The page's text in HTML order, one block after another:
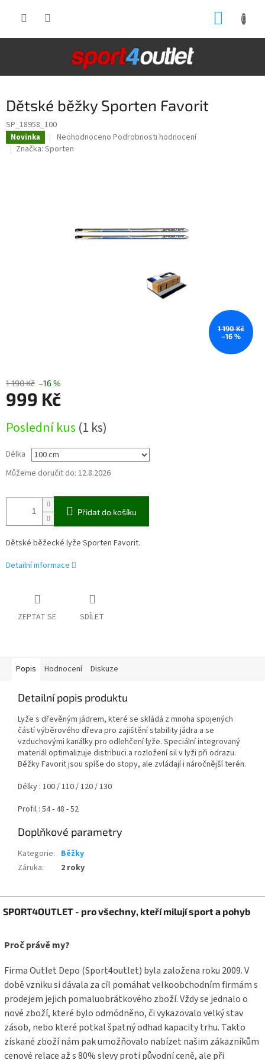
Dětské běžky Sporten Favorit
SP_18958_100
Novinka
Průměrné
hodnocení
Neohodnoceno Podrobnosti hodnocení
Značka: Sporten
1 190 Kč
–16 %
1 190 Kč –16 %
999 Kč
cena:
Poslední kus (1 ks)
Délka
Můžeme doručit do: 12.8.2026
Přidat do košíku
Dětské běžecké lyže Sporten Favorit.
Detailní informace
ZEPTAT SE SDÍLET
Popis Hodnocení Diskuze
Detailní popis produktu
Lyže s dřevěným jádrem, které se skládá z mnoha spojených
částí výběrového dřeva pro zajištění stability jádra a se
vzduchovými kanálky pro odlehčení lyže. Speciální integrovaný
materiál optimalizuje distribuci a rozložení sil v lyži při odrazu.
Běžky Favorit jsou spíše do stopy, ale zvládají i náročnější terén.
Délky : 100 / 110 / 120 / 130
Profil : 54 - 48 - 52
Doplňkové parametry
Kategorie: Běžky
Záruka: 2 roky
á
a
SPORT4OUTLET - pro všechny, kteří milují sport a pohyb
Proč právě my?
Firma Outlet Depo (Sport4outlet) byla založena roku 2009. V
době vzniku si dávala za cíl pomáhat velkoobchodním firmám s
prodejem jejich pomaluobrátkového zboží. Vždy se jednalo o
nové zboží, které bylo odmódněno, či vykazovalo velký stav
zásob, nebo které potkal špatný odhad kapacity trhu. Takto
získané zboží nám pak umožňovalo nabízet našim zákazníkům
cenové relace až s 80% slevy proti původní ceně, ale při